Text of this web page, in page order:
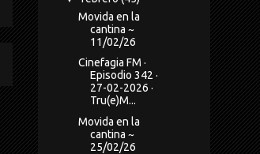
Movida en la
cantina ~
11/02/26
Cinefagia FM ·
Episodio 342 ·
27-02-2026 ·
Tru(e)M...
Movida en la
cantina ~
25/02/26